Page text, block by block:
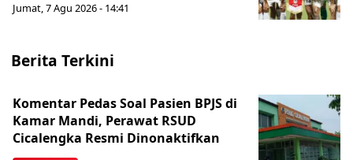
Jumat, 7 Agu 2026 - 14:41
Berita Terkini
Komentar Pedas Soal Pasien BPJS di
Kamar Mandi, Perawat RSUD
Cicalengka Resmi Dinonaktifkan